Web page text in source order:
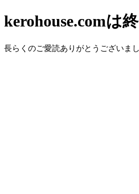
kerohouse.comは
長らくのご愛読ありがとうございま